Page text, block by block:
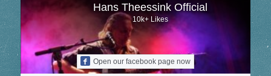
Hans Theessink Official
10k+ Likes
Open our facebook page now